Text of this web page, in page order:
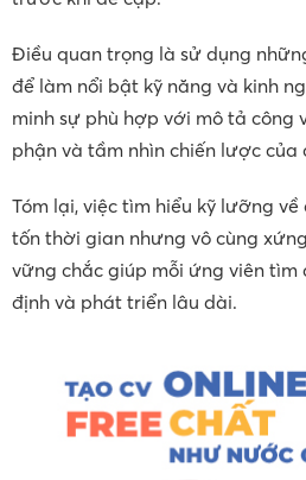
Điều quan trọng là sử dụng
để làm nổi bật kỹ năng và kinh
minh sự phù hợp với mô tả công
phận và tầm nhìn chiến lược của
Tóm lại, việc tìm hiểu kỹ lưỡng
tốn thời gian nhưng vô cùng
vững chắc giúp mỗi ứng viên tìm
định và phát triển lâu dài.